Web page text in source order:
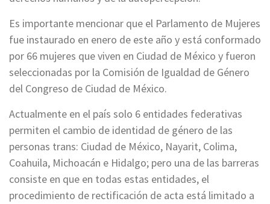
Es importante mencionar que el Parlamento de Mujeres
fue instaurado en enero de este año y está conformado
por 66 mujeres que viven en Ciudad de México y fueron
seleccionadas por la Comisión de Igualdad de Género
del Congreso de Ciudad de México.
Actualmente en el país solo 6 entidades federativas
permiten el cambio de identidad de género de las
personas trans: Ciudad de México, Nayarit, Colima,
Coahuila, Michoacán e Hidalgo; pero una de las barreras
consiste en que en todas estas entidades, el
procedimiento de rectificación de acta está limitado a